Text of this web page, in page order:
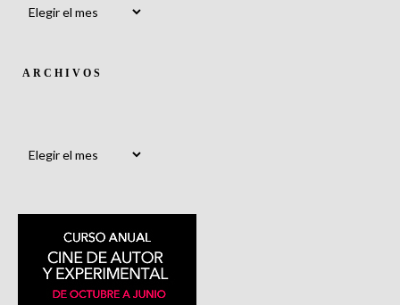
ARCHIVOS